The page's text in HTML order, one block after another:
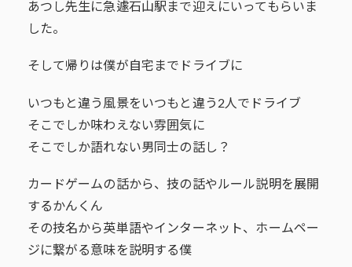
あつし先生に急遽石山駅まで迎えにいってもらいま
した。
そして帰りは僕が自宅までドライブに
いつもと違う風景をいつもと違う2人でドライブ
そこでしか味わえない雰囲気に
そこでしか語れない男同士の話し？
カードゲームの話から、技の話やルール説明を展開
するかんくん
その技名から英単語やインターネット、ホームペー
ジに繋がる意味を説明する僕